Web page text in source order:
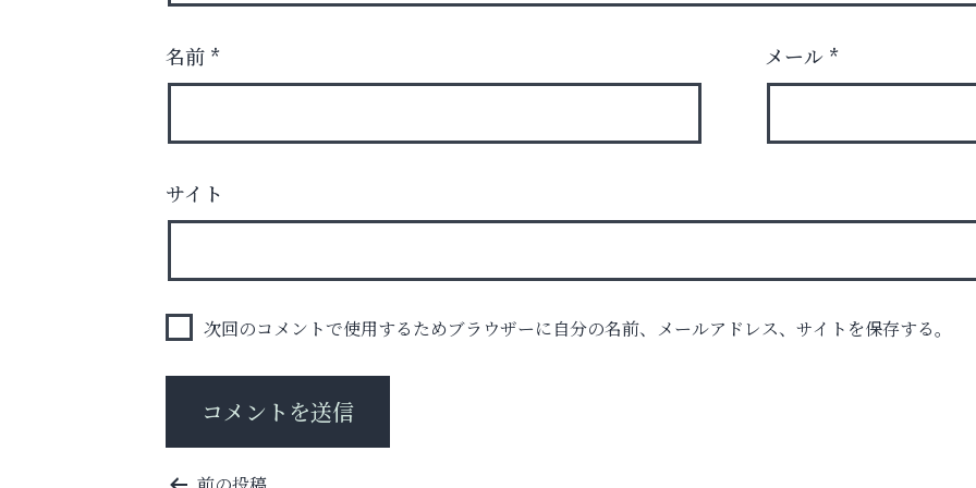
スマホは何時間までなら大丈夫？ ～スマホ時代
に知っておきたい子どもの近視対策～
名前 * メール *
サイト
次回のコメントで使用するためブラウザーに自分の名前、メールアドレス、サイトを保存する。